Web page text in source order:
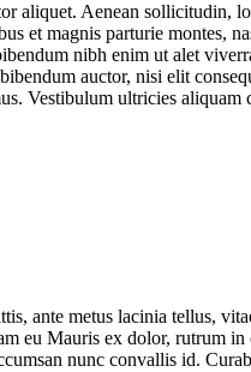
aliquet. Aenean sollicitudin,
et magnis parturie montes,
nibh enim ut alet
auctor, nisi elit
Vestibulum ultricies
ante metus lacinia tellus,
eu Mauris ex dolor, rutrum
nunc convallis id.